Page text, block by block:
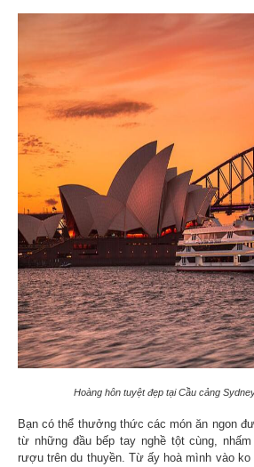
Hoàng hôn tuyệt đẹp tại Cầu cảng
Bạn có thể thưởng thức các món ăn ngon
từ những đầu bếp tay nghề tột cùng,
rượu trên du thuyền. Từ ấy hoà mình vào ko